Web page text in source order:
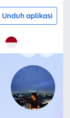
Unduh aplikasi